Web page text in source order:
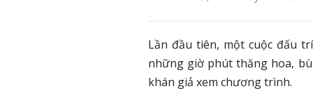
Lần đầu tiên, một cuộc đấu
những giờ phút thăng hoa,
khán giả xem chương trình.